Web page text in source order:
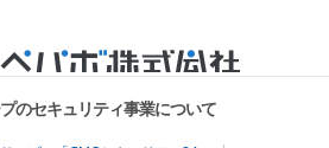
のセキュリティ事業について